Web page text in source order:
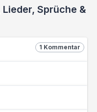
Sprüche &
1 Kommentar